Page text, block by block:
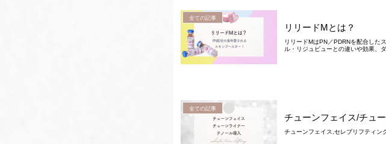
全ての記事
リリードMとは？
リリードMはPN／PDRNを配合した
ル・リジュビューとの違いや効果、
全ての記事
チューンフェイス/チュ
チューンフェイス,セレブリフティン